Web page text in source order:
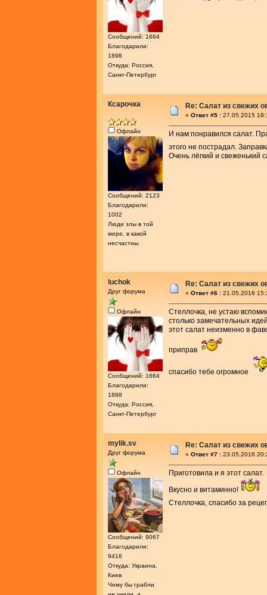
Сообщений: 1664
Благодарили:
1898
Откуда: Россия,
Санкт-Петербург
Ксарочка
Офлайн
Сообщений: 2123
Благодарили:
1002
Люди злы в той
мере, в какой
несчастны.
Re: Салат из свежих
« Ответ #5 : 27.05.2015
И нам понравился салат.
этого не пострадал.
Очень лёгкий и свеженький
luchok
Друг форума
Офлайн
Сообщений: 1664
Благодарили:
1898
Откуда: Россия,
Санкт-Петербург
Re: Салат из свежих
« Ответ #6 : 21.05.2016
Стеллочка, не устаю
столько замечательных
этот салат неизменно в
приправ
спасибо тебе огромное
mylik.sv
Друг форума
Офлайн
Сообщений: 9067
Благодарили:
9416
Откуда: Украина,
Киев
Чему бы грабли
Re: Салат из свежих
« Ответ #7 : 23.05.2016
Приготовила и я этот салат.
Вкусно и витаминно!
Стеллочка, спасибо за